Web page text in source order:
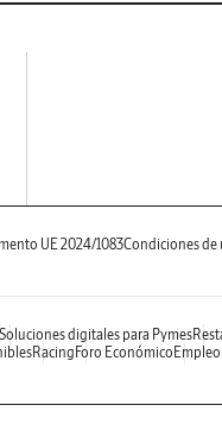
UE 2024/1083Condiciones de
Soluciones digitales para Pymes
Racing Foro Económico